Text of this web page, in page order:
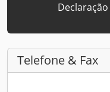
Telefone & Fax